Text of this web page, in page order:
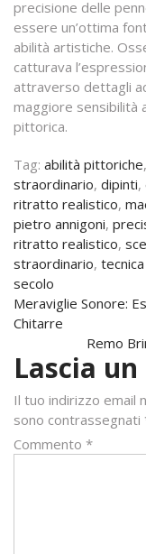
precisione delle
essere un’ottima
abilità artistiche.
catturava
attraverso dettagli
maggiore sensibilità
pittorica.
Tag: abilità pittoriche,
straordinario, dipinti,
ritratto realistico,
pietro annigoni,
ritratto realistico,
straordinario,
secolo
articoli
Meraviglie Sonore:
Chitarre
Remo
Lascia
Il tuo indirizzo email
sono contrassegnati
Commento *